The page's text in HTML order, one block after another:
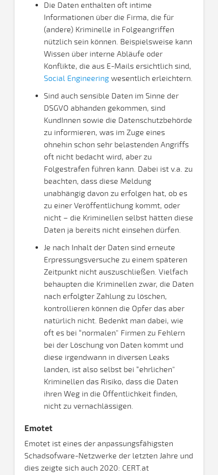
Die Daten enthalten oft intime
Informationen über die Firma, die für
(andere) Kriminelle in Folgeangriffen
nützlich sein können. Beispielsweise kann
Wissen über interne Abläufe oder
Konflikte, die aus E-Mails ersichtlich sind,
Social Engineering wesentlich erleichtern.
Sind auch sensible Daten im Sinne der
DSGVO abhanden gekommen, sind
KundInnen sowie die Datenschutzbehörde
zu informieren, was im Zuge eines
ohnehin schon sehr belastenden Angriffs
oft nicht bedacht wird, aber zu
Folgestrafen führen kann. Dabei ist v.a. zu
beachten, dass diese Meldung
unabhängig davon zu erfolgen hat, ob es
zu einer Veröffentlichung kommt, oder
nicht – die Kriminellen selbst hätten diese
Daten ja bereits nicht einsehen dürfen.
Je nach Inhalt der Daten sind erneute
Erpressungsversuche zu einem späteren
Zeitpunkt nicht auszuschließen. Vielfach
behaupten die Kriminellen zwar, die Daten
nach erfolgter Zahlung zu löschen,
kontrollieren können die Opfer das aber
natürlich nicht. Bedenkt man dabei, wie
oft es bei “normalen" Firmen zu Fehlern
bei der Löschung von Daten kommt und
diese irgendwann in diversen Leaks
landen, ist also selbst bei “ehrlichen"
Kriminellen das Risiko, dass die Daten
ihren Weg in die Öffentlichkeit finden,
nicht zu vernachlässigen.
Emotet
Emotet ist eines der anpassungsfähigsten
Schadsofware-Netzwerke der letzten Jahre und
dies zeigte sich auch 2020: CERT.at